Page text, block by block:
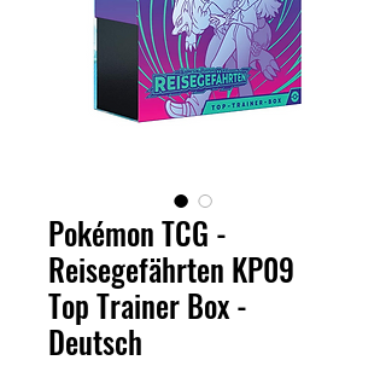
Pokémon TCG -
Reisegefährten KP09
Top Trainer Box -
Deutsch